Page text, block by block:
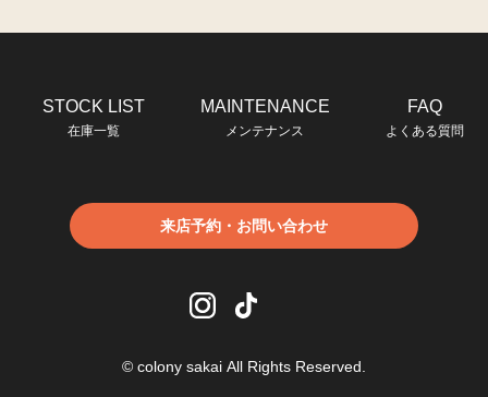
STOCK LIST
在庫一覧
MAINTENANCE
メンテナンス
FAQ
よくある質問
来店予約・お問い合わせ
© colony sakai All Rights Reserved.